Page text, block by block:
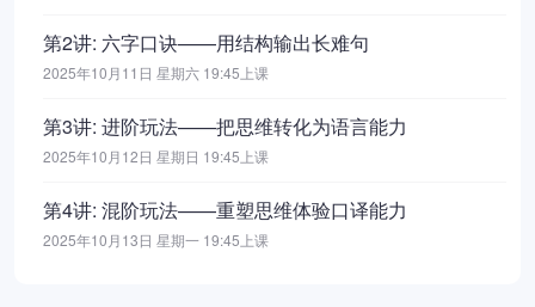
第2讲: 六字口诀——用结构输出长难句
2025年10月11日 星期六 19:45上课
第3讲: 进阶玩法——把思维转化为语言能力
2025年10月12日 星期日 19:45上课
第4讲: 混阶玩法——重塑思维体验口译能力
2025年10月13日 星期一 19:45上课